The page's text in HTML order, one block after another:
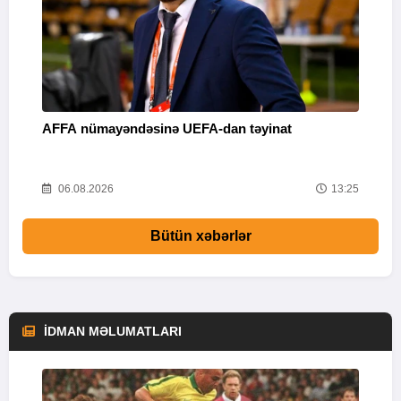
AFFA nümayəndəsinə UEFA-dan təyinat
06.08.2026 13:25
Bütün xəbərlər
İDMAN MƏLUMATLARI